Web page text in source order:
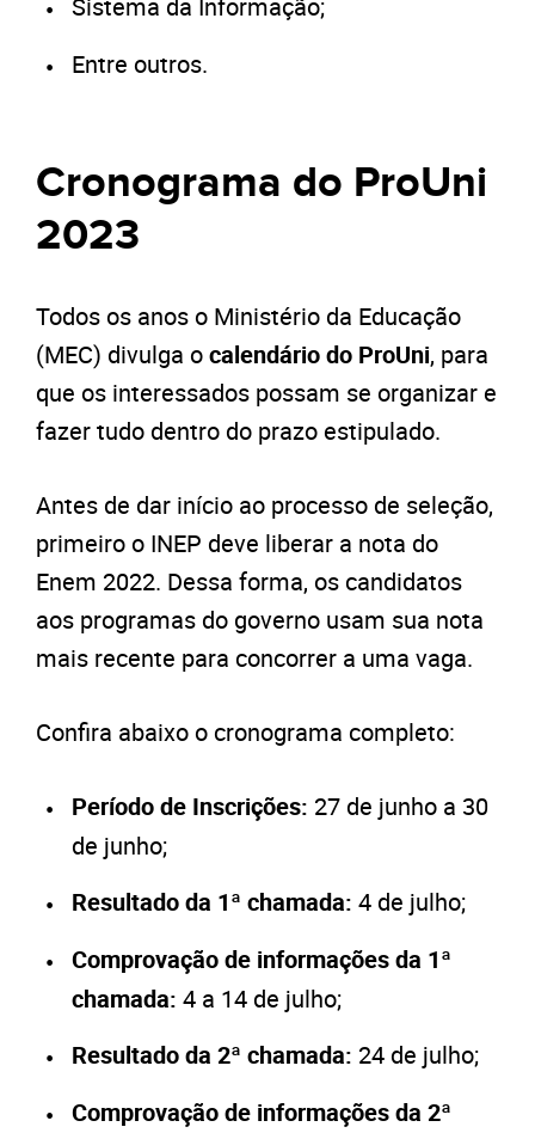
Entre outros.
Cronograma do ProUni
2023
Todos os anos o Ministério da Educação
(MEC) divulga ocalendário do ProUni, para
que os interessados possam se organizar e
fazer tudo dentro do prazo estipulado.
Antes de dar início ao processo de seleção,
primeiro o INEP deve liberar a nota do
Enem 2022. Dessa forma, os candidatos
aos programas do governo usam sua nota
mais recente para concorrer a uma vaga.
Confira abaixo o cronograma completo:
Período de Inscrições: 27 de junho a 30
de junho;
Resultado da 1ª chamada: 4 de julho;
Comprovação de informações da 1ª
chamada: 4 a 14 de julho;
Resultado da 2ª chamada: 24 de julho;
Comprovação de informações da 2ª